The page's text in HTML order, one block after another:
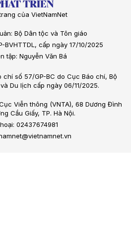
của VietNamNet
Bộ Dân tộc và Tôn giáo
BVHTTDL, cấp ngày 17/10/2025
tập: Nguyễn Văn Bá
chí số 57/GP-BC do Cục Báo chí, Bộ
Du lịch cấp ngày 06/11/2025.
Viễn thông (VNTA), 68 Dương Đình
Cầu Giấy, TP. Hà Nội.
02437674981